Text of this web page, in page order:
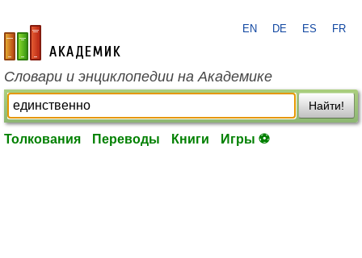
academic.ru
EN DE ES FR
Словари и энциклопедии на Академике
Найти!
Толкования Переводы Книги Игры ⚽